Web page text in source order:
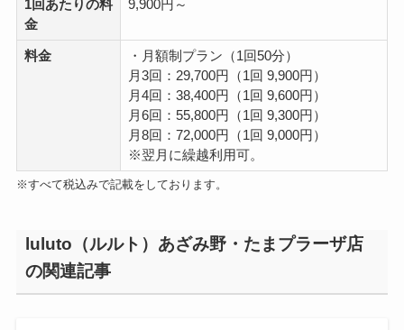
1回あたりの料
金
9,900円～
料金
・月額制プラン（1回50分）
月3回：29,700円（1回 9,900円）
月4回：38,400円（1回 9,600円）
月6回：55,800円（1回 9,300円）
月8回：72,000円（1回 9,000円）
※翌月に繰越利用可。
※すべて税込みで記載をしております。
luluto（ルルト）あざみ野・たまプラーザ店
の関連記事